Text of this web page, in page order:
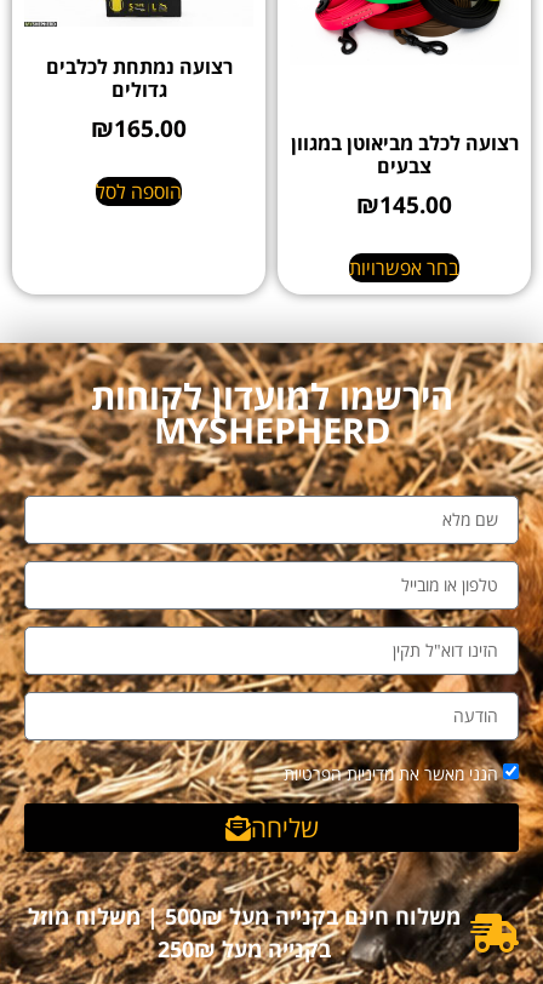
רצועה לכלב מביאוטן במגוון
צבעים
₪145.00
בחר אפשרויות
רצועה נמתחת לכלבים
גדולים
₪165.00
הוספה לסל
הירשמו למועדון לקוחות
MYSHEPHERD
הנני מאשר את מדיניות הפרטיות
שליחה
משלוח חינם בקנייה מעל 500₪ | משלוח מוזל
בקנייה מעל 250₪